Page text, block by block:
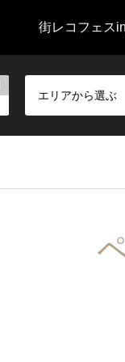
街レコフェス
エリアから選ぶ